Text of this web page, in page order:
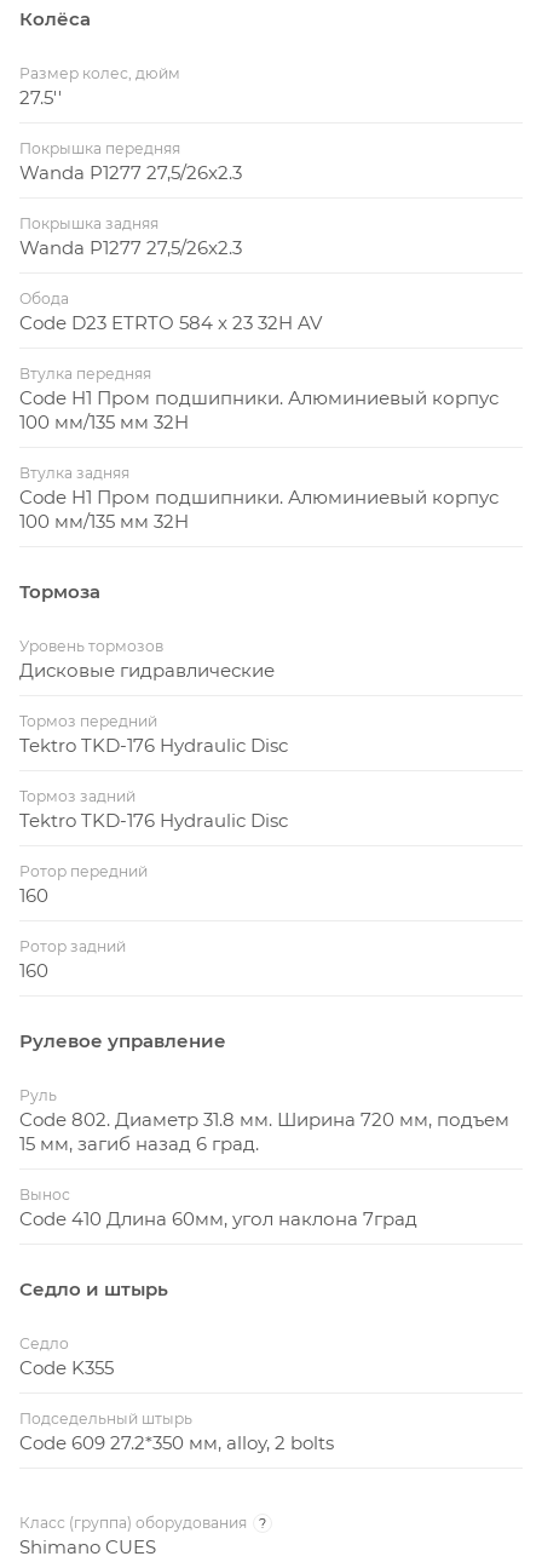
Колёса
Размер колес, дюйм
27.5''
Покрышка передняя
Wanda P1277 27,5/26x2.3
Покрышка задняя
Wanda P1277 27,5/26x2.3
Обода
Code D23 ETRTO 584 x 23 32H AV
Втулка передняя
Code H1 Пром подшипники. Алюминиевый корпус
100 мм/135 мм 32H
Втулка задняя
Code H1 Пром подшипники. Алюминиевый корпус
100 мм/135 мм 32H
Тормоза
Уровень тормозов
Дисковые гидравлические
Тормоз передний
Tektro TKD-176 Hydraulic Disc
Тормоз задний
Tektro TKD-176 Hydraulic Disc
Ротор передний
160
Ротор задний
160
Рулевое управление
Руль
Code 802. Диаметр 31.8 мм. Ширина 720 мм, подъем
15 мм, загиб назад 6 град.
Вынос
Code 410 Длина 60мм, угол наклона 7град
Седло и штырь
Седло
Code K355
Подседельный штырь
Code 609 27.2*350 мм, аlloy, 2 bolts
Класс (группа) оборудования ?
Shimano CUES